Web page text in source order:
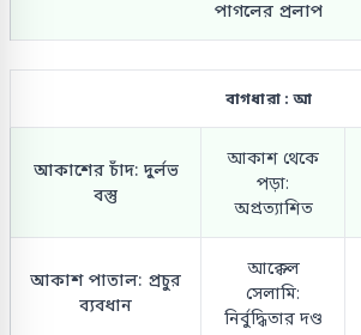
পাগলের প্রলাপ
বাগধারা : আ
আকাশের চাঁদ: দুর্লভ
বস্তু
আকাশ থেকে
পড়া:
অপ্রত্যাশিত
আকাশ পাতাল: প্রচুর
ব্যবধান
আক্কেল
সেলামি:
নির্বুদ্ধিতার দণ্ড